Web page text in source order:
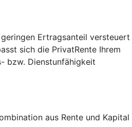
Ertragsanteil versteuert
sich die PrivatRente Ihrem
bzw. Dienstunfähigkeit
aus Rente und Kapital